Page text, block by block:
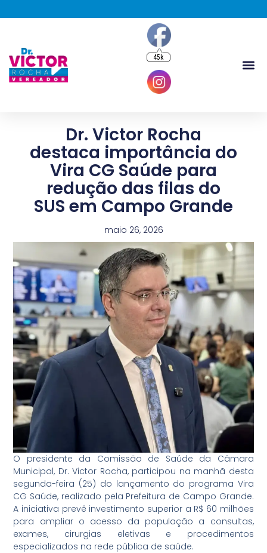
Dr. Victor Rocha
destaca importância do
Vira CG Saúde para
redução das filas do
SUS em Campo Grande
maio 26, 2026
O presidente da Comissão de Saúde da Câmara
Municipal, Dr. Victor Rocha, participou na manhã desta
segunda-feira (25) do lançamento do programa Vira
CG Saúde, realizado pela Prefeitura de Campo Grande.
A iniciativa prevê investimento superior a R$ 60 milhões
para ampliar o acesso da população a consultas,
exames, cirurgias eletivas e procedimentos
especializados na rede pública de saúde.
45k